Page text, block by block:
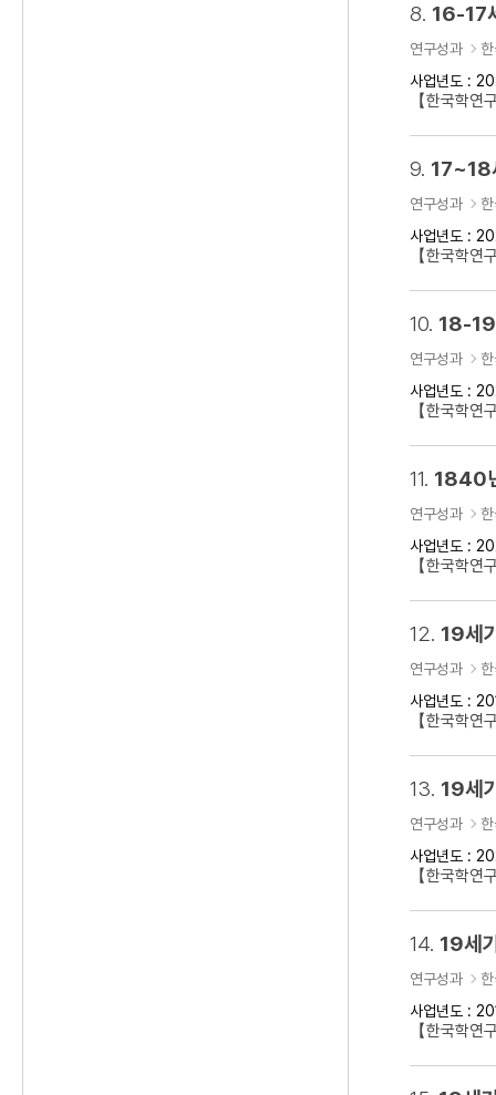
8. 16-17
연구성과
사업년도 :
【한국학
9. 17~18
연구성과
사업년도 :
【한국학
10. 18-19
연구성과
사업년도 :
【한국학
11. 1840
연구성과
사업년도 :
【한국학
12. 19세
연구성과
사업년도 :
【한국학
13. 19세
연구성과
사업년도 :
【한국학
14. 19세
연구성과
사업년도 :
【한국학